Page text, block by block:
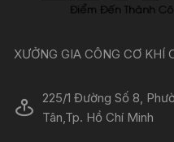
XƯỞNG GIA CÔNG CƠ KHÍ
225/1 Đường Số 8,
Tân,Tp. Hồ Chí Minh